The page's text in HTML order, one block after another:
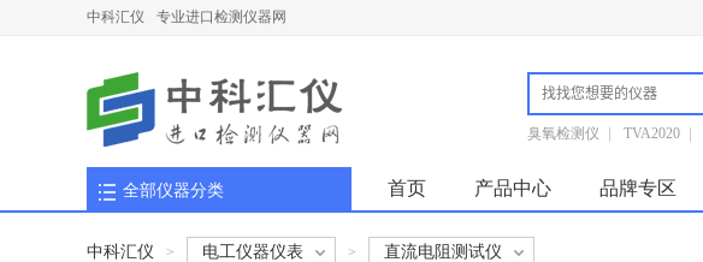
中科汇仪 专业进口检测仪器网
臭氧检测仪 TVA2020
首页 产品中心 品牌专区
全部仪器分类
中科汇仪 > 电工仪器仪表 > 直流电阻测试仪